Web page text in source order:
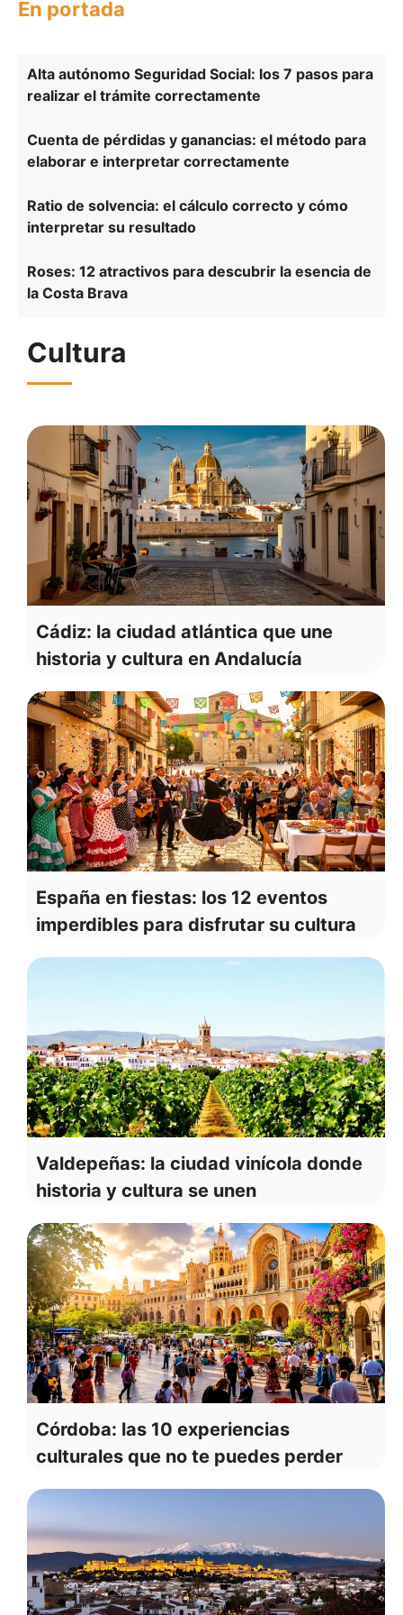
En portada
Alta autónomo Seguridad Social: los 7 pasos para
realizar el trámite correctamente
Cuenta de pérdidas y ganancias: el método para
elaborar e interpretar correctamente
Ratio de solvencia: el cálculo correcto y cómo
interpretar su resultado
Roses: 12 atractivos para descubrir la esencia de
la Costa Brava
Cultura
Cádiz: la ciudad atlántica que une
historia y cultura en Andalucía
España en fiestas: los 12 eventos
imperdibles para disfrutar su cultura
Valdepeñas: la ciudad vinícola donde
historia y cultura se unen
Córdoba: las 10 experiencias
culturales que no te puedes perder